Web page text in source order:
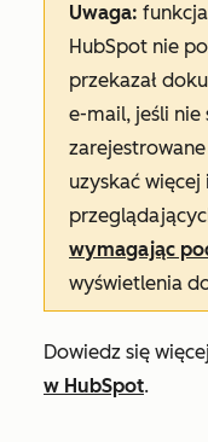
Uwaga:
HubSpot nie
przekazał
e-mail, jeśli nie
uzyskać
wymagając
wyświetlenia
Dowiedz się
w HubSpot.